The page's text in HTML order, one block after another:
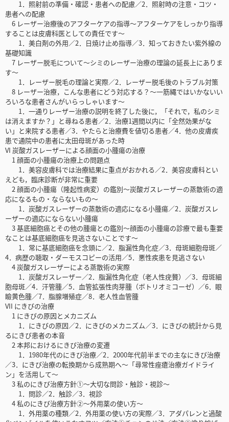
1．照射前の準備・確認・患者への配慮／2．照射時の注意・コツ・
患者への配慮
6 レーザー治療後のアフターケアの指導～アフターケアをしっかり指導
することは皮膚科医としての責任です～
1．美白剤の外用／2．日焼け止め指導／3．知っておきたい紫外線の
基礎知識
7 レーザー脱毛について～シミのレーザー治療の理論の延長上にありま
す～
1．レーザー脱毛の理論と実際／2．レーザー脱毛後のトラブル対策
8 レーザー治療，こんな患者にどう対応する？～一筋縄ではいかないい
ろいろな患者さんがいらっしゃいます～
1．一通りレーザー治療の説明を終了した後に，「それで，私のシミ
は消えますか？」と尋ねる患者／2．治療1週間以内に「全然効果がな
い」と来院する患者／3．やたらと治療費を値切る患者／4．他の皮膚疾
患で通院中の患者に太田母斑があった時
VI 炭酸ガスレーザーによる顔面の小腫瘍の治療
1 顔面の小腫瘍の治療上の問題点
1．美容皮膚科では治療結果に重点がおかれる／2．美容皮膚科とい
えども，臨床診断が非常に重要
2 顔面の小腫瘍（隆起性病変）の鑑別～炭酸ガスレーザーの蒸散術の適
応になるもの・ならないもの～
1．炭酸ガスレーザーの蒸散術の適応になる小腫瘍／2．炭酸ガスレ
ーザーの適応にならない小腫瘍
3 基底細胞癌とその他の腫瘍との鑑別～顔面の小腫瘍の診療で最も重要
なことは基底細胞癌を見逃さないことです～
1．常に基底細胞癌を念頭に／2．脂漏性角化症／3．母斑細胞母斑／
4．病歴の聴取・ダーモスコピーの活用／5．悪性疾患を見逃さない
4 炭酸ガスレーザーによる蒸散術の実際
1．炭酸ガスレーザー／2．脂漏性角化症（老人性疣贅）／3．母斑細
胞母斑／4．汗管腫／5．血管拡張性肉芽腫（ボトリオミコーゼ）／6．眼
瞼黄色腫／7．脂腺増殖症／8．老人性血管腫
VII にきびの治療
1 にきびの原因とメカニズム
1．にきびの原因／2．にきびのメカニズム／3．にきびの統計から見
るにきび患者の本音
2 本邦におけるにきび治療の変遷
1．1980年代のにきび治療／2．2000年代前半までの主なにきび治療
／3．にきび治療の転換期から成熟期へ～「尋常性痤瘡治療ガイドライ
ン」を活用して～
3 私のにきび治療方針①～大切な問診・触診・視診～
1．問診／2．触診／3．視診
4 私のにきび治療方針②～外用薬の使い方～
1．外用薬の種類／2．外用薬の使い方の実際／3．アダパレンと過酸